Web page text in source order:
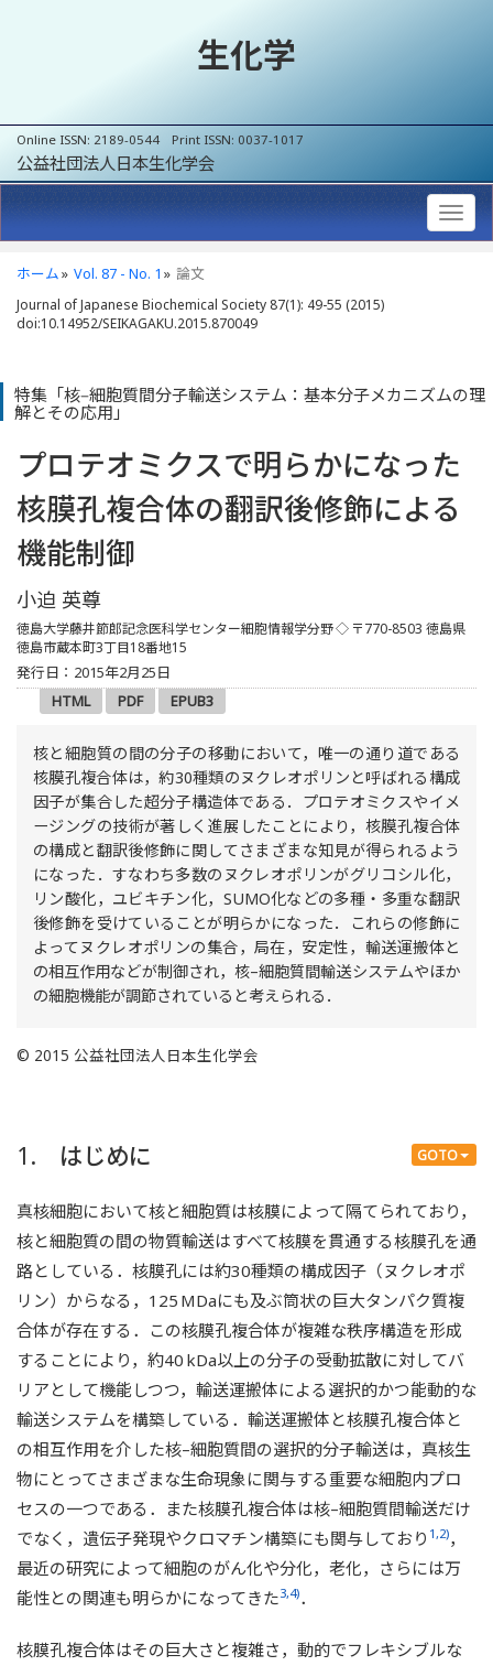
生化学
Online ISSN: 2189-0544 Print ISSN: 0037-1017
公益社団法人日本生化学会
ホーム Vol. 87 - No. 1 論文
Journal of Japanese Biochemical Society 87(1): 49-55 (2015)
doi:10.14952/SEIKAGAKU.2015.870049
特集「核‒細胞質間分子輸送システム：基本分子メカニズムの理
解とその応用」
プロテオミクスで明らかになった
核膜孔複合体の翻訳後修飾による
機能制御
小迫 英尊
徳島大学藤井節郎記念医科学センター細胞情報学分野◇ 〒770-8503 徳島県
徳島市蔵本町3丁目18番地15
発行日：2015年2月25日
HTML
PDF EPUB3
核と細胞質の間の分子の移動において，唯一の通り道である
核膜孔複合体は，約30種類のヌクレオポリンと呼ばれる構成
因子が集合した超分子構造体である．プロテオミクスやイメ
ージングの技術が著しく進展したことにより，核膜孔複合体
の構成と翻訳後修飾に関してさまざまな知見が得られるよう
になった．すなわち多数のヌクレオポリンがグリコシル化，
リン酸化，ユビキチン化，SUMO化などの多種・多重な翻訳
後修飾を受けていることが明らかになった．これらの修飾に
よってヌクレオポリンの集合，局在，安定性，輸送運搬体と
の相互作用などが制御され，核–細胞質間輸送システムやほか
の細胞機能が調節されていると考えられる．
© 2015 公益社団法人日本生化学会
GOTO
1. はじめに
真核細胞において核と細胞質は核膜によって隔てられており，
核と細胞質の間の物質輸送はすべて核膜を貫通する核膜孔を通
路としている．核膜孔には約30種類の構成因子（ヌクレオポ
リン）からなる，125 MDaにも及ぶ筒状の巨大タンパク質複
合体が存在する．この核膜孔複合体が複雑な秩序構造を形成
することにより，約40 kDa以上の分子の受動拡散に対してバ
リアとして機能しつつ，輸送運搬体による選択的かつ能動的な
輸送システムを構築している．輸送運搬体と核膜孔複合体と
の相互作用を介した核–細胞質間の選択的分子輸送は，真核生
物にとってさまざまな生命現象に関与する重要な細胞内プロ
セスの一つである．また核膜孔複合体は核–細胞質間輸送だけ
でなく，遺伝子発現やクロマチン構築にも関与しており 1,2)，
最近の研究によって細胞のがん化や分化，老化，さらには万
能性との関連も明らかになってきた3,4)．
核膜孔複合体はその巨大さと複雑さ，動的でフレキシブルな